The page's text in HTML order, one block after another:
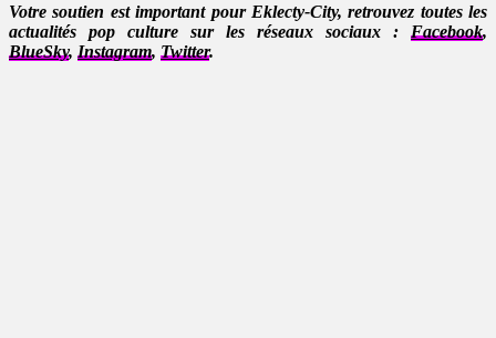
Votre soutien est important pour Eklecty-City, retrouvez toutes les
actualités pop culture sur les réseaux sociaux : Facebook,
BlueSky, Instagram, Twitter.